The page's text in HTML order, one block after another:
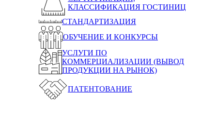
КЛАССИФИКАЦИЯ ГОСТИНИЦ
СТАНДАРТИЗАЦИЯ
ОБУЧЕНИЕ И КОНКУРСЫ
УСЛУГИ ПО
КОММЕРЦИАЛИЗАЦИИ (ВЫВОД
ПРОДУКЦИИ НА РЫНОК)
ПАТЕНТОВАНИЕ